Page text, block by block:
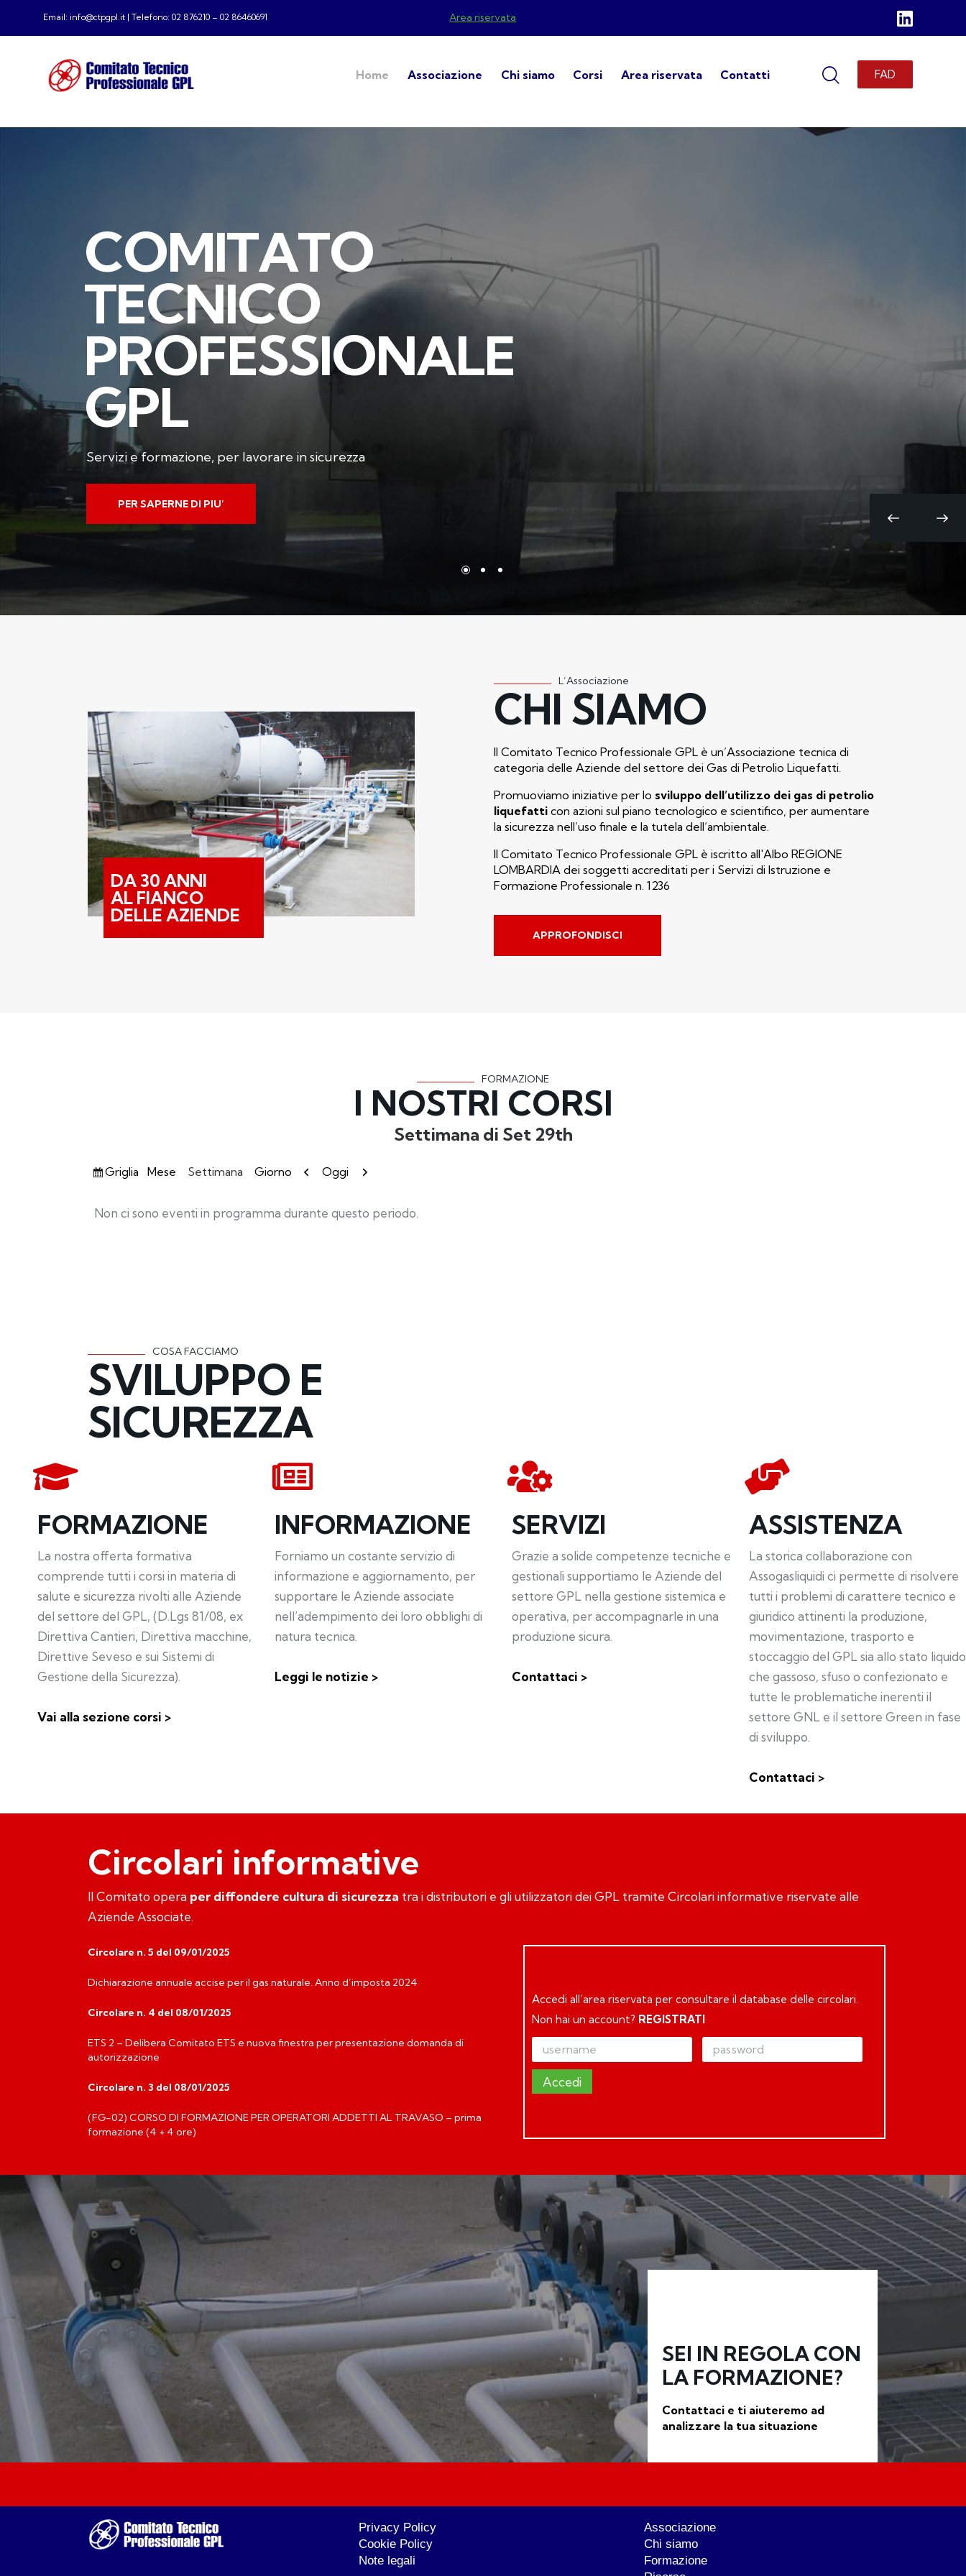
Email: info@ctpgpl.it | Telefono: 02 876210 – 02 86460691 Area riservata
Home Associazione Chi siamo Corsi Area riservata Contatti FAD
COMITATO
TECNICO
PROFESSIONALE
GPL
Servizi e formazione, per lavorare in sicurezza
PER SAPERNE DI PIU’
DA 30 ANNI
AL FIANCO
DELLE AZIENDE
L’Associazione
CHI SIAMO
Il Comitato Tecnico Professionale GPL è un’Associazione tecnica di
categoria delle Aziende del settore dei Gas di Petrolio Liquefatti.
Promuoviamo iniziative per lo sviluppo dell’utilizzo dei gas di petrolio
liquefatti con azioni sul piano tecnologico e scientifico, per aumentare
la sicurezza nell’uso finale e la tutela dell’ambientale.
Il Comitato Tecnico Professionale GPL è iscritto all'Albo REGIONE
LOMBARDIA dei soggetti accreditati per i Servizi di Istruzione e
Formazione Professionale n. 1236
APPROFONDISCI
FORMAZIONE
I NOSTRI CORSI
Settimana di Set 29th
Vedi
Griglia Mese Settimana Giorno Precedente
Oggi Successivo
Non ci sono eventi in programma durante questo periodo.
COSA FACCIAMO
SVILUPPO E
SICUREZZA
FORMAZIONE
La nostra offerta formativa
comprende tutti i corsi in materia di
salute e sicurezza rivolti alle Aziende
del settore del GPL, (D.Lgs 81/08, ex
Direttiva Cantieri, Direttiva macchine,
Direttive Seveso e sui Sistemi di
Gestione della Sicurezza).
Vai alla sezione corsi >
INFORMAZIONE
Forniamo un costante servizio di
informazione e aggiornamento, per
supportare le Aziende associate
nell’adempimento dei loro obblighi di
natura tecnica.
Leggi le notizie >
SERVIZI
Grazie a solide competenze tecniche e
gestionali supportiamo le Aziende del
settore GPL nella gestione sistemica e
operativa, per accompagnarle in una
produzione sicura.
Contattaci >
ASSISTENZA
La storica collaborazione con
Assogasliquidi ci permette di risolvere
tutti i problemi di carattere tecnico e
giuridico attinenti la produzione,
movimentazione, trasporto e
stoccaggio del GPL sia allo stato liquido
che gassoso, sfuso o confezionato e
tutte le problematiche inerenti il
settore GNL e il settore Green in fase
di sviluppo.
Contattaci >
Circolari informative
Il Comitato opera per diffondere cultura di sicurezza tra i distributori e gli utilizzatori dei GPL tramite Circolari informative riservate alle
Aziende Associate.
Circolare n. 5 del 09/01/2025
Dichiarazione annuale accise per il gas naturale. Anno d’imposta 2024
Circolare n. 4 del 08/01/2025
ETS 2 – Delibera Comitato ETS e nuova finestra per presentazione domanda di
autorizzazione
Circolare n. 3 del 08/01/2025
(FG-02) CORSO DI FORMAZIONE PER OPERATORI ADDETTI AL TRAVASO – prima
formazione (4 + 4 ore)
Accedi all’area riservata per consultare il database delle circolari.
Non hai un account? REGISTRATI
Accedi
SEI IN REGOLA CON
LA FORMAZIONE?
Contattaci e ti aiuteremo ad
analizzare la tua situazione
Privacy Policy
Cookie Policy
Note legali
Associazione
Chi siamo
Formazione